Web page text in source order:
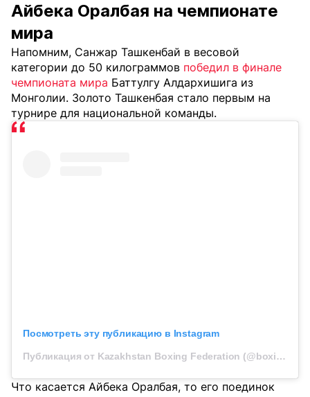
Айбека Оралбая на чемпионате
мира
Напомним, Санжар Ташкенбай в весовой
категории до 50 килограммов победил в финале
чемпионата мира Баттулгу Алдархишига из
Монголии. Золото Ташкенбая стало первым на
турнире для национальной команды.
Посмотреть эту публикацию в Instagram
Публикация от Kazakhstan Boxing Federation (@boxingkazakhstan)
Что касается Айбека Оралбая, то его поединок